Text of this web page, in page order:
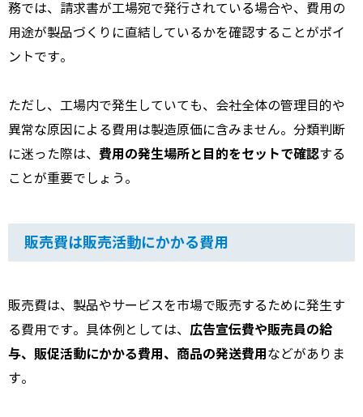
務では、請求書が工場宛で発行されている場合や、費用の
用途が製品づくりに直結しているかを確認することがポイ
ントです。
ただし、工場内で発生していても、会社全体の管理目的や
異常な原因による費用は製造原価に含みません。分類判断
に迷った際は、 費用の発生場所と目的をセットで確認する
ことが重要でしょう。
販売費は販売活動にかかる費用
販売費は、製品やサービスを市場で販売するために発生す
る費用です。具体例としては、 広告宣伝費や販売員の給
与、販促活動にかかる費用、商品の発送費用などがありま
す。